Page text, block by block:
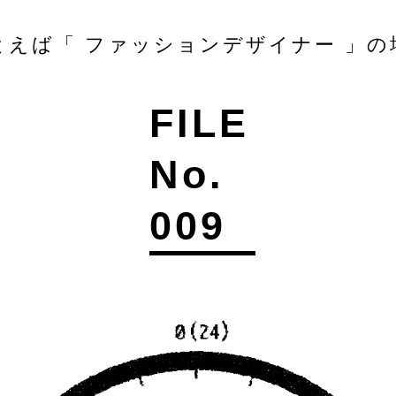
えば「 ファッションデザイナー 」の
FILE
No.
009